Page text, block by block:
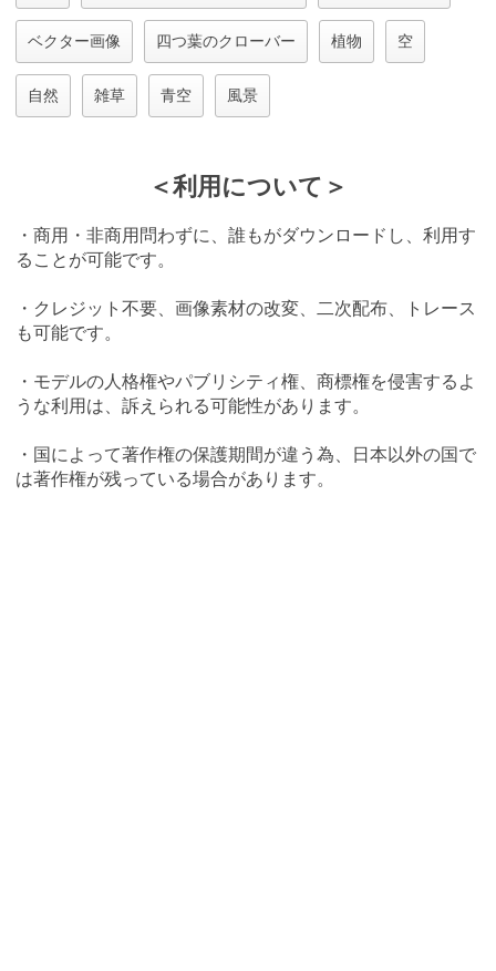
ベクター画像 四つ葉のクローバー 植物 空
自然 雑草 青空 風景
＜利用について＞
・商用・非商用問わずに、誰もがダウンロードし、利用す
ることが可能です。
・クレジット不要、画像素材の改変、二次配布、トレース
も可能です。
・モデルの人格権やパブリシティ権、商標権を侵害するよ
うな利用は、訴えられる可能性があります。
・国によって著作権の保護期間が違う為、日本以外の国で
は著作権が残っている場合があります。